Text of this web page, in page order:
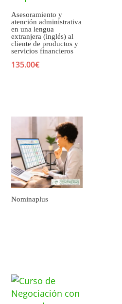
Asesoramiento y
atención administrativa
en una lengua
extranjera (inglés) al
cliente de productos y
servicios financieros
135.00€
Nominaplus